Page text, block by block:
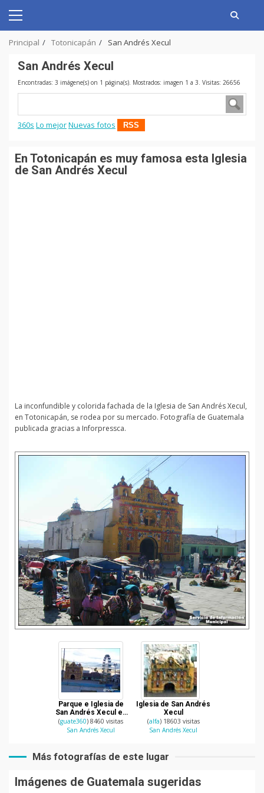
content
Primary
Principal Totonicapán San Andrés Xecul
San Andrés Xecul
Encontradas: 3 imágene(s) on 1 página(s). Mostrados: imagen 1 a 3. Visitas: 26656
360s Lo mejorNuevas fotos RSS
En Totonicapán es muy famosa esta Iglesia
de San Andrés Xecul
La inconfundible y colorida fachada de la Iglesia de San Andrés Xecul,
en Totonicapán, se rodea por su mercado. Fotografía de Guatemala
publicada gracias a Inforpressca.
Parque e Iglesia de
San Andrés Xecul en
Totonicapán
(guate360) 8460 visitas
San Andrés Xecul
Iglesia de San Andrés
Xecul
(alfa) 18603 visitas
San Andrés Xecul
Más fotografías de este lugar
Imágenes de Guatemala sugeridas